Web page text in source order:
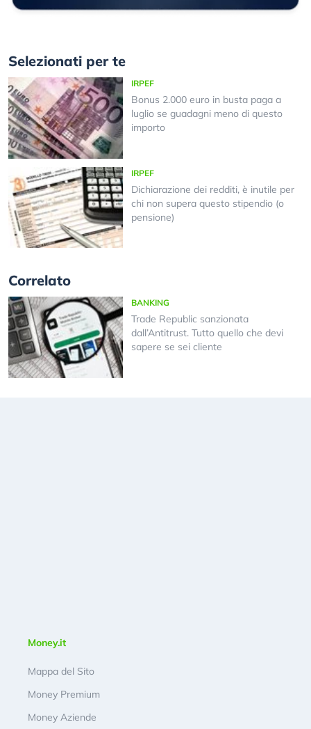
Selezionati per te
IRPEF
Bonus 2.000 euro in busta paga a
luglio se guadagni meno di questo
importo
IRPEF
Dichiarazione dei redditi, è inutile per
chi non supera questo stipendio (o
pensione)
Correlato
BANKING
Trade Republic sanzionata
dall’Antitrust. Tutto quello che devi
sapere se sei cliente
Money.it
Mappa del Sito
Money Premium
Money Aziende